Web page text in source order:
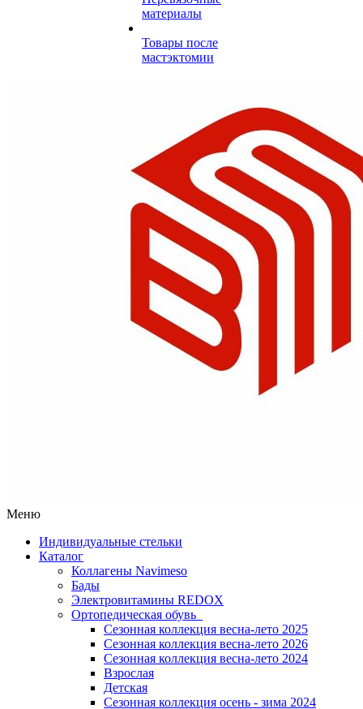
материалы
Товары после
мастэктомии
Меню
Индивидуальные стельки
Каталог
Коллагены Navimeso
Бады
Электровитамины REDOX
Ортопедическая обувь
Сезонная коллекция весна-лето 2025
Сезонная коллекция весна-лето 2026
Сезонная коллекция весна-лето 2024
Взрослая
Детская
Сезонная коллекция осень - зима 2024